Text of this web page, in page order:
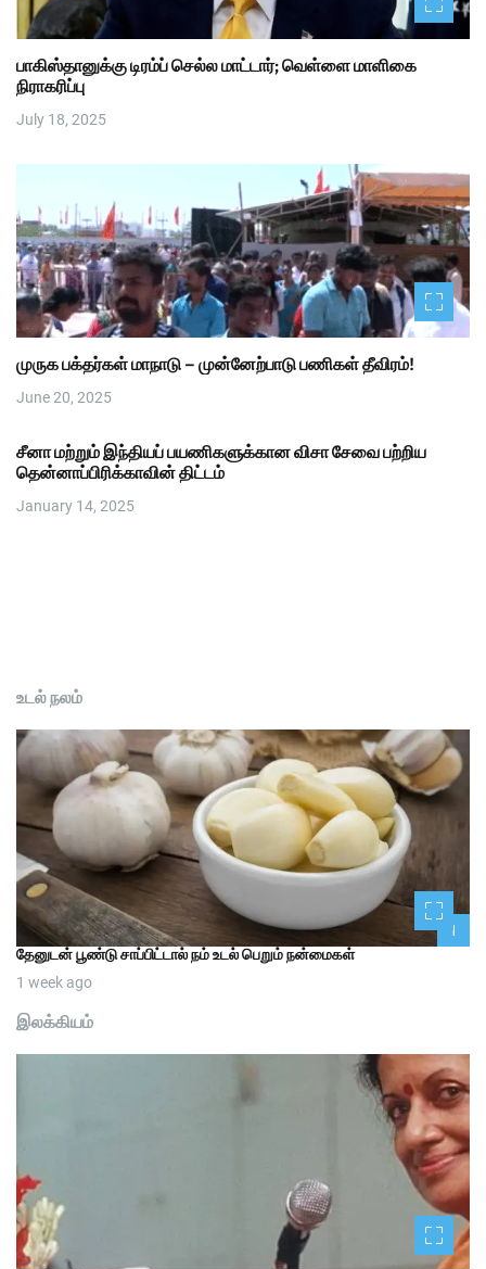
பாகிஸ்தானுக்கு டிரம்ப் செல்ல மாட்டார்; வெள்ளை மாளிகை
நிராகரிப்பு
July 18, 2025
முருக பக்தர்கள் மாநாடு – முன்னேற்பாடு பணிகள் தீவிரம்!
June 20, 2025
சீனா மற்றும் இந்தியப் பயணிகளுக்கான விசா சேவை பற்றிய
தென்னாப்பிரிக்காவின் திட்டம்
January 14, 2025
உடல் நலம்
1
தேனுடன் பூண்டு சாப்பிட்டால் நம் உடல் பெறும் நன்மைகள்
1 week ago
இலக்கியம்